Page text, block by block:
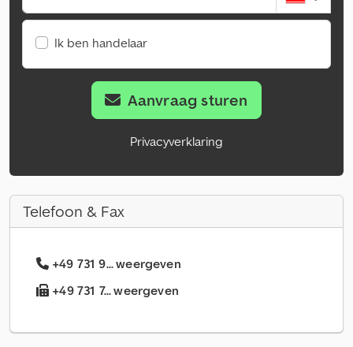
Ik ben handelaar
Aanvraag sturen
Privacyverklaring
Telefoon & Fax
+49 731 9... weergeven
+49 731 7... weergeven